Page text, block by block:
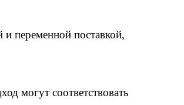
переменной поставкой,
могут соответствовать